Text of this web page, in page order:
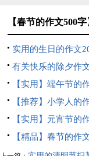
【春节的作文500
实用的生日的作文
九篇
有关快乐的除夕作
集十篇
【实用】端午节的
集合7篇
【推荐】小学人的
四篇【实用】元宵节的
六篇【精品】春节的作